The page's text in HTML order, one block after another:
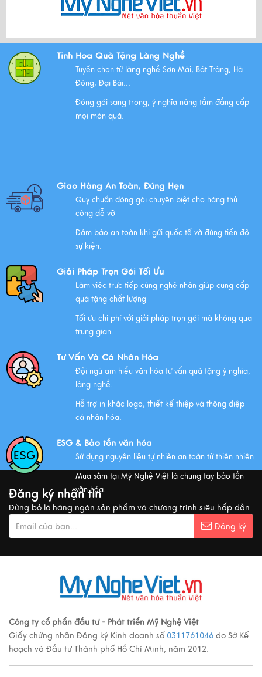
Bộ Tam Sự Là Gì ? Bộ Tam Sự Có Ý Nghĩa Như Thế Nào
Trong Văn Hóa Thờ Cúng?
Xem thêm
Chúc mừng chị Nguyễn Thị Nhựt Phượng - giám đốc
công ty chính thức gia nhập Hawee
Chính Sách Quyền Riêng Tư Tại Mỹ Nghệ Việt
Xem thêm
Xem thêm
QUÀ VĂN HÓA VIỆT TẶNG KHÁCH QUỐC TẾ
MUA QUÀ GÌ KHI ĐẾN VIỆT NAM?
Xem thêm
Ý nghĩa cảnh vật Tranh sơn mài
Các loại tranh sơn mài nổi tiếng
Xem thêm
Tinh Hoa Quà Tặng Làng Nghề
Tuyển chọn từ làng nghề Sơn Mài, Bát Tràng, Hà
Đông, Đại Bái...
Đóng gói sang trọng, ý nghĩa nâng tầm đẳng cấp
mọi món quà.
Giao Hàng An Toàn, Đúng Hẹn
Quy chuẩn đóng gói chuyên biệt cho hàng thủ
công dễ vỡ
Đảm bảo an toàn khi gửi quốc tế và đúng tiến độ
sự kiện.
Giải Pháp Trọn Gói Tối Ưu
Làm việc trực tiếp cùng nghệ nhân giúp cung cấp
quà tặng chất lượng
Tối ưu chi phí với giải pháp trọn gói mà không qua
trung gian.
Tư Vấn Và Cá Nhân Hóa
Đội ngũ am hiểu văn hóa tư vấn quà tặng ý nghĩa,
làng nghề.
Hỗ trợ in khắc logo, thiết kế thiệp và thông điệp
cá nhân hóa.
ESG & Bảo tồn văn hóa
Sử dụng nguyên liệu tự nhiên an toàn từ thiên nhiên
Mua sắm tại Mỹ Nghệ Việt là chung tay bảo tồn
văn hóa.
Đăng ký nhận tin
Đừng bỏ lỡ hàng ngàn sản phẩm và chương trình siêu hấp dẫn
Đăng ký
Công ty cổ phẩn đầu tư - Phát triển Mỹ Nghệ Việt
Giấy chứng nhận Đăng ký Kinh doanh số 0311761046 do Sở Kế
hoạch và Đầu tư Thành phố Hồ Chí Minh, năm 2012.